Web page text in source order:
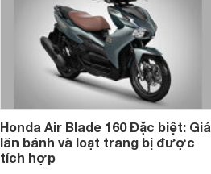
Honda Air Blade 160 Đặc biệt: Giá
lăn bánh và loạt trang bị được
tích hợp